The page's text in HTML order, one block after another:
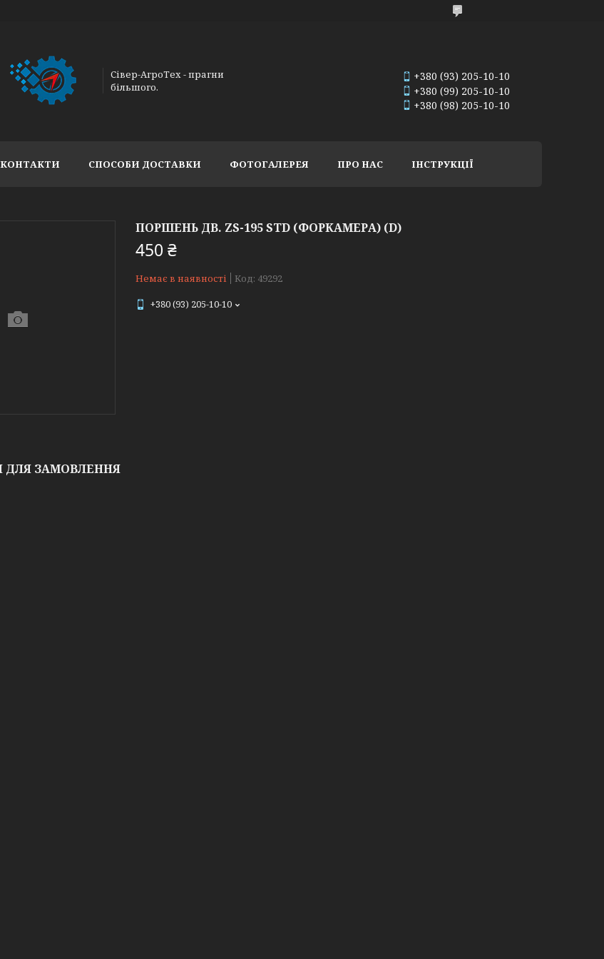
Сівер-АгроТех - прагни
більшого.
+380 (93) 205-10-10
+380 (99) 205-10-10
+380 (98) 205-10-10
КОНТАКТИ СПОСОБИ ДОСТАВКИ ФОТОГАЛЕРЕЯ ПРО НАС ІНСТРУКЦІЇ
ПОРШЕНЬ ДВ. ZS-195 STD (ФОРКАМЕРА) (D)
450 ₴
Немає в наявності Код: 49292
+380 (93) 205-10-10
ДЛЯ ЗАМОВЛЕННЯ